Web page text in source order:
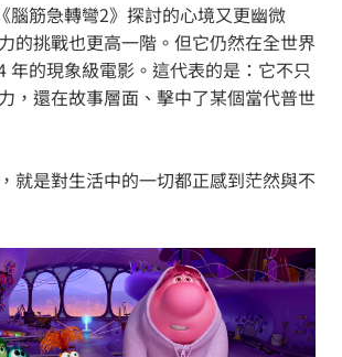
腦筋急轉彎2》探討的心境又更幽微
的挑戰也更高一階。但它仍然在全世界
年的現象級電影。這代表的是：它不只
，還在故事層面、擊中了某個當代普世
就是對生活中的一切都正感到茫然與不